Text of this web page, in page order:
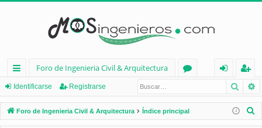
nl
ac
es
Foro de Ingenieria Civil & Arquitectura
os
nt
ifi
eg
ist
ra
Identificarse Registrarse
Foro de Ingenieria Civil & Arquitectura Índice principal